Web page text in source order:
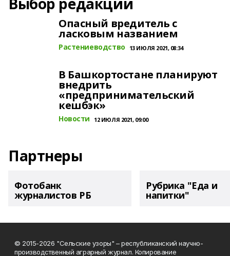
Опасный вредитель с
ласковым названием
Растениеводство 13 ИЮЛЯ 2021, 08:34
В Башкортостане планируют
внедрить
«предпринимательский
кешбэк»
Новости 12 ИЮЛЯ 2021, 09:00
Партнеры
Фотобанк
журналистов РБ
Рубрика "Еда и
напитки"
© 2015-2026 "Сельские узоры" – республиканский научно-
производственный аграрный журнал. Копирование